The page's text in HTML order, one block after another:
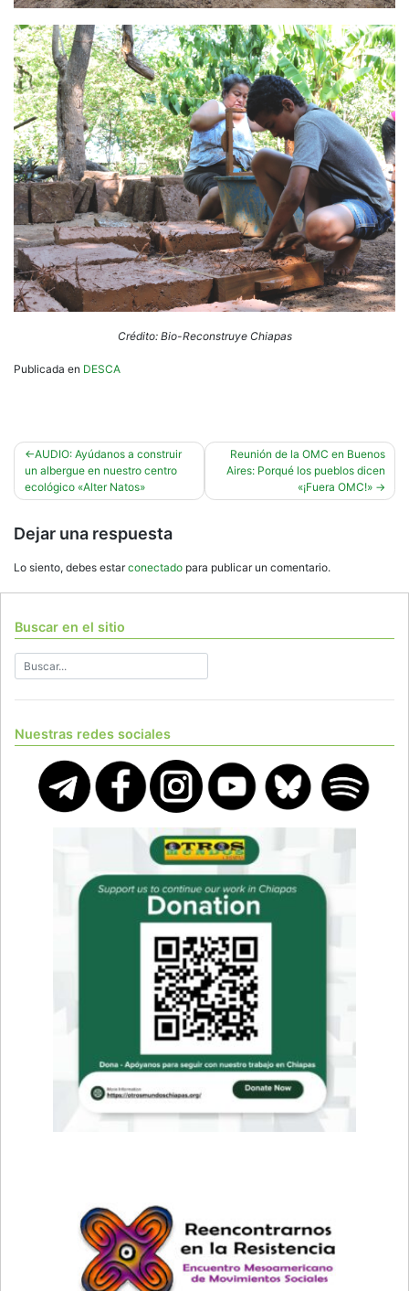
Crédito: Bio-Reconstruye Chiapas
Publicada en DESCA
Navegación
de
entradas
AUDIO: Ayúdanos a construir
un albergue en nuestro centro
ecológico «Alter Natos»
Reunión de la OMC en Buenos
Aires: Porqué los pueblos dicen
«¡Fuera OMC!»
Dejar una respuesta
Lo siento, debes estarconectado para publicar un comentario.
Buscar en el sitio
Nuestras redes sociales